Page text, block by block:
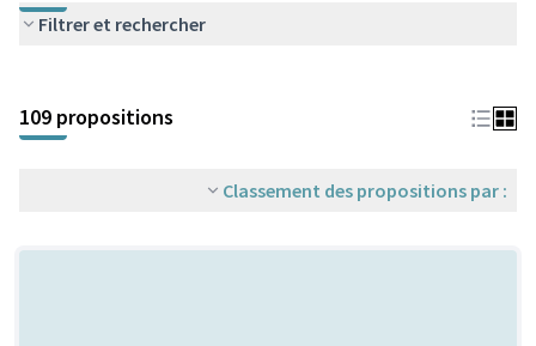
Filtrer et rechercher
+
−
109 propositions
Classement des propositions par :